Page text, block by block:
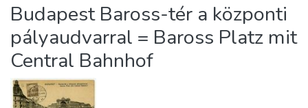
Statistics
About us
Budapest Baross-tér a központi
pályaudvarral = Baross Platz mit
Central Bahnhof